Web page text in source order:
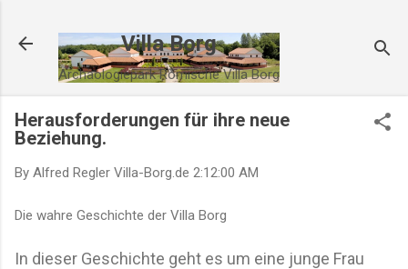
Villa Borg
Archäologiepark Römische Villa Borg
Herausforderungen für ihre neue
Beziehung.
By Alfred Regler Villa-Borg.de 2:12:00 AM
Die wahre Geschichte der Villa Borg
In dieser Geschichte geht es um eine junge Frau